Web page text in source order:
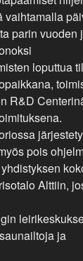
vaihtamalla
parin vuoden
loputtua
R&D
pois
Alttiin,
ja